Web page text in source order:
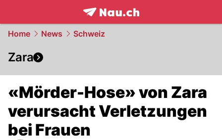
frontpage.NAU.ch
Home News Schweiz
Zara
«Mörder-Hose» von Zara
verursacht Verletzungen
bei Frauen